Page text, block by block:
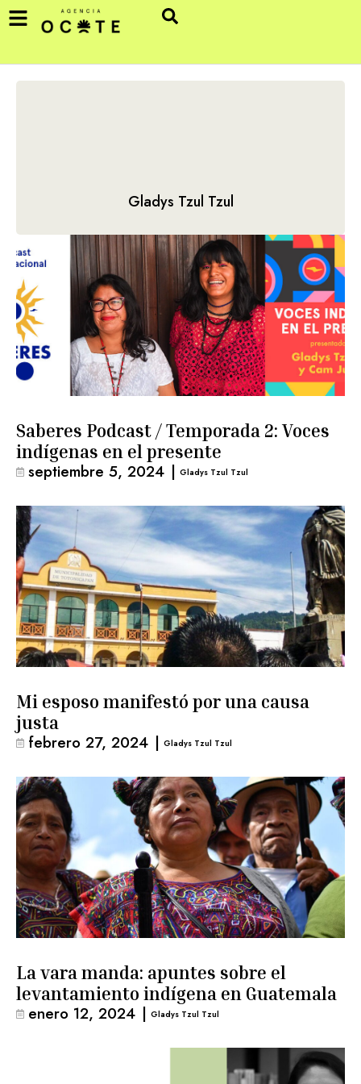
Gladys Tzul Tzul
Saberes Podcast / Temporada 2: Voces
indígenas en el presente
septiembre 5, 2024 | Gladys Tzul Tzul
Mi esposo manifestó por una causa
justa
febrero 27, 2024 | Gladys Tzul Tzul
La vara manda: apuntes sobre el
levantamiento indígena en Guatemala
enero 12, 2024 | Gladys Tzul Tzul